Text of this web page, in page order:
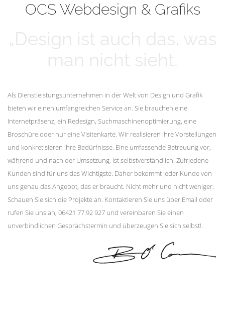
OCS Webdesign & Grafiks
Als Dienstleistungsunternehmen in der Welt von Design und Grafik
bieten wir einen umfangreichen Service an. Sie brauchen eine
Internetpräsenz, ein Redesign, Suchmaschinenoptimierung, eine
Broschüre oder nur eine Visitenkarte. Wir realisieren Ihre Vorstellungen
und konkretisieren Ihre Bedürfnisse. Eine umfassende Betreuung vor,
während und nach der Umsetzung, ist selbstverständlich. Zufriedene
Kunden sind für uns das Wichtigste. Daher bekommt jeder Kunde von
uns genau das Angebot, das er braucht. Nicht mehr und nicht weniger.
Schauen Sie sich die Projekte an. Kontaktieren Sie uns über Email oder
rufen Sie uns an, 06421 77 92 927 und vereinbaren Sie einen
unverbindlichen Gesprächstermin und überzeugen Sie sich selbst!.